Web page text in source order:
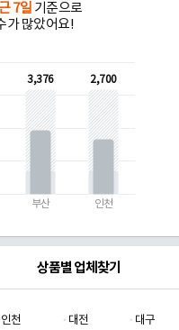
7일 기준으로
가 많았어요!
3,376
부산
2,700
인천
상품별 업체찾기
인천 대전
대구